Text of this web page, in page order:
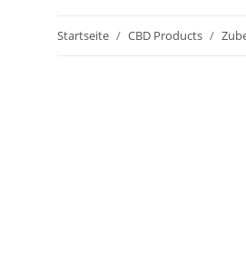
Startseite CBD Products